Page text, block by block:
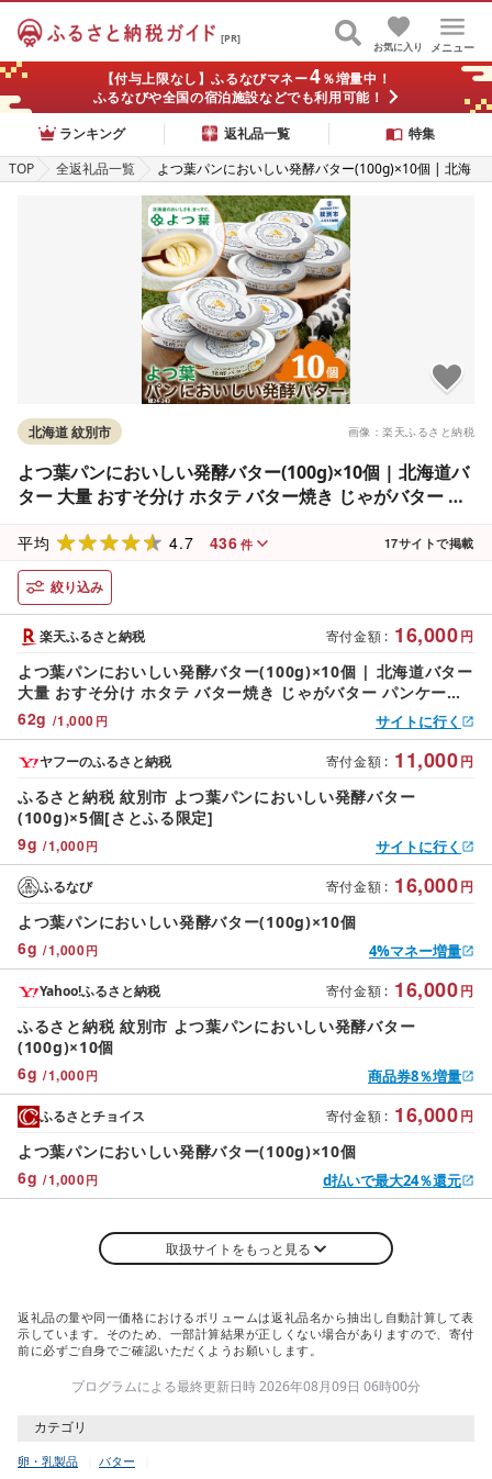
[PR]
メニュー
お気に入り
【付与上限なし】ふるなびマネー4％増量中！
ふるなびや全国の宿泊施設などでも利用可能！
ランキング
返礼品一覧
特集
TOP
全返礼品一覧
よつ葉パンにおいしい発酵バター(100g)×10個 | 北海
道バター 大量 おすそ分け ホタテ バター焼き じゃがバ
ター パンケーキ 食品 通販 返礼品 プレゼント ギフト 紋
別市 じゃがいも hokkaido トースト 発
画像：楽天ふるさと納税
北海道 紋別市
よつ葉パンにおいしい発酵バター(100g)×10個 | 北海道バ
ター 大量 おすそ分け ホタテ バター焼き じゃがバター パ
がいも hokkaido トースト 発
平均 4.7 436 件 17サイトで掲載
絞り込み
寄付金額 : 16,000円
62g /1,000 円
楽天ふるさと納税
よつ葉パンにおいしい発酵バター(100g)×10個 | 北海道バター
大量 おすそ分け ホタテ バター焼き じゃがバター パンケーキ
食品 通販 返礼品 プレゼント ギフト 紋別市 じゃがいも
hokkaido トースト 発
サイトに行く
寄付金額 : 11,000円
9g /1,000円
ヤフーのふるさと納税
ふるさと納税 紋別市 よつ葉パンにおいしい発酵バター
(100g)×5個[さとふる限定]
サイトに行く
寄付金額 : 16,000円
6g /1,000円
ふるなび
よつ葉パンにおいしい発酵バター(100g)×10個
4%マネー増量
寄付金額 : 16,000円
6g /1,000円
Yahoo!ふるさと納税
ふるさと納税 紋別市 よつ葉パンにおいしい発酵バター
(100g)×10個
商品券8％増量
寄付金額 : 16,000円
6g /1,000円
ふるさとチョイス
よつ葉パンにおいしい発酵バター(100g)×10個
d払いで最大24％還元
取扱サイトをもっと見る
返礼品の量や同一価格におけるボリュームは返礼品名から抽出し自動計算して表
示しています。そのため、一部計算結果が正しくない場合がありますので、寄付
前に必ずご自身でご確認いただくようお願いします。
プログラムによる最終更新日時 2026年08月09日 06時00分
カテゴリ
卵・乳製品 バター